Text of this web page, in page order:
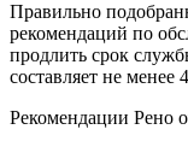
Правильно
рекомендаций по
продлить срок
составляет не
Рекомендации Рено